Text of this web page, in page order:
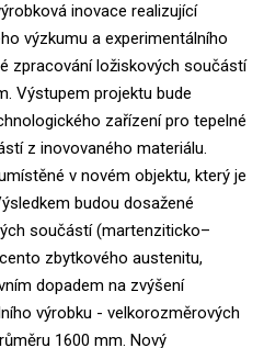
inovace realizující
výzkumu a experimentálního
zpracování ložiskových součástí
Výstupem projektu bude
zařízení pro tepelné
z inovovaného materiálu.
v novém objektu, který je
budou dosažené
součástí (martenziticko–
zbytkového austenitu,
dopadem na zvýšení
výrobku - velkorozměrových
1600 mm. Nový